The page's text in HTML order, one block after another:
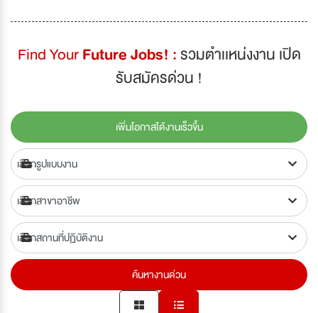
Find YourFuture Jobs! :รวมตำเเหน่งงาน เปิด
รับสมัครด่วน !
เพิ่มโอกาสได้งานเร็วขึ้น
ค้นหางานด่วน